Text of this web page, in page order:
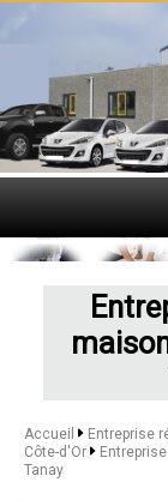
Accueil
Entreprise
Côte-d'Or
Tanay